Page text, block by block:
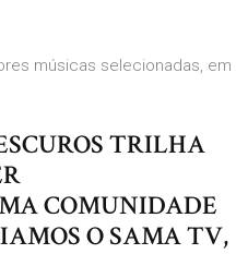
músicas selecionadas, em
TRILHA
COMUNIDADE
O SAMA TV,